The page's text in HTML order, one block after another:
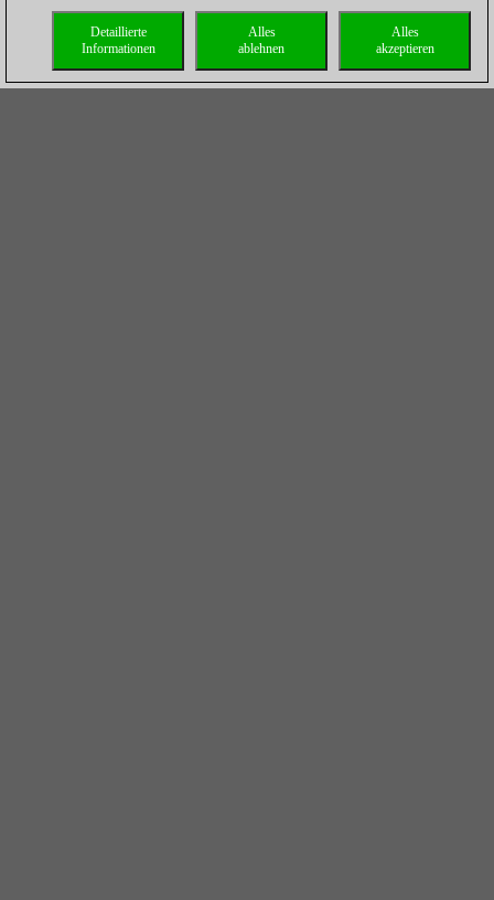
Alles
akzeptieren
Alles
ablehnen
Detaillierte
Informationen